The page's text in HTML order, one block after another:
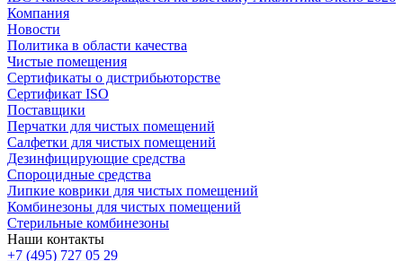
Компания
Новости
Политика в области качества
Чистые помещения
Сертификаты о дистрибьюторстве
Сертификат ISO
Поставщики
Перчатки для чистых помещений
Салфетки для чистых помещений
Дезинфицирующие средства
Спороцидные средства
Липкие коврики для чистых помещений
Комбинезоны для чистых помещений
Стерильные комбинезоны
Наши контакты
+7 (495) 727 05 29